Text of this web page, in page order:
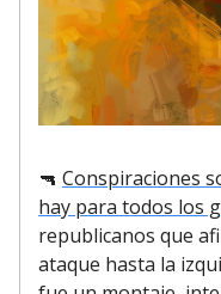
🔫 Conspiraciones
hay para todos los
republicanos que
ataque hasta la